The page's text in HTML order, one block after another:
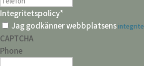
Integritetspolicy*
Jag godkänner webbplatsens
CAPTCHA
Phone